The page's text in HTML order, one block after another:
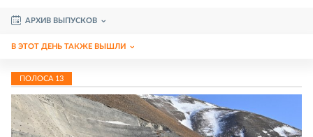
АРХИВ ВЫПУСКОВ
В ЭТОТ ДЕНЬ ТАКЖЕ ВЫШЛИ
ПОЛОСА 13